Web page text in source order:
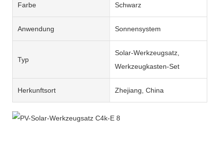
Farbe Schwarz
Anwendung Sonnensystem
Typ
Solar-Werkzeugsatz,
Werkzeugkasten-Set
Herkunftsort Zhejiang, China